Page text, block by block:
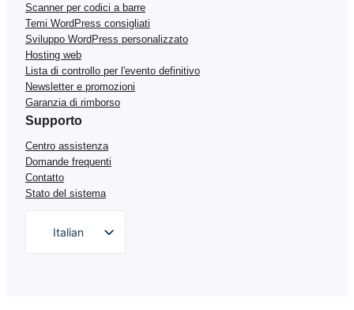
Scanner per codici a barre
Temi WordPress consigliati
Sviluppo WordPress personalizzato
Hosting web
Lista di controllo per l'evento definitivo
Newsletter e promozioni
Garanzia di rimborso
Supporto
Centro assistenza
Domande frequenti
Contatto
Stato del sistema
Italian